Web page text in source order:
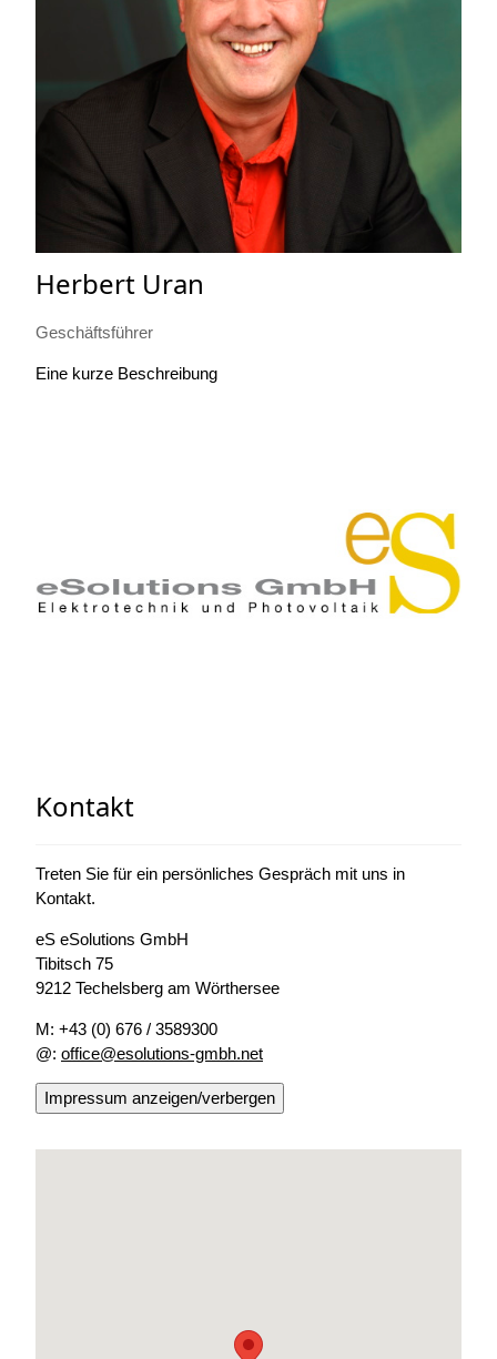
Herbert Uran
Geschäftsführer
Eine kurze Beschreibung
Kontakt
Treten Sie für ein persönliches Gespräch mit uns in
Kontakt.
eS eSolutions GmbH
Tibitsch 75
9212 Techelsberg am Wörthersee
M: +43 (0) 676 / 3589300
@: office@esolutions-gmbh.net
Impressum anzeigen/verbergen